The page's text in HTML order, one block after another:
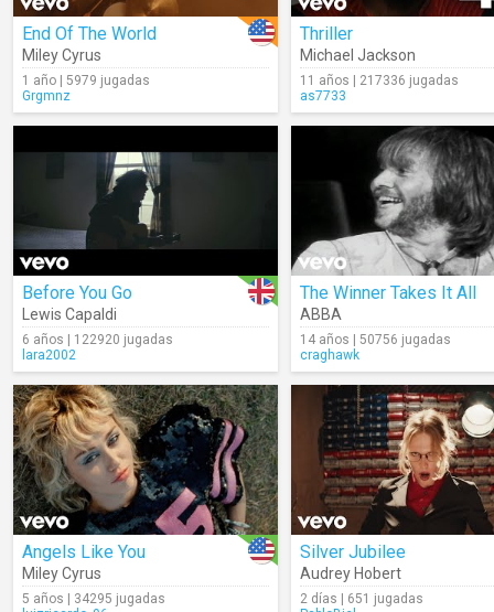
End Of The World
Miley Cyrus
1 año | 5979 jugadas
Grgmnz
Thriller
Michael Jackson
11 años | 217336 jugadas
as7733
Before You Go
Lewis Capaldi
6 años | 122920 jugadas
lara2002
The Winner Takes It All
ABBA
14 años | 50756 jugadas
craghawk
Angels Like You
Miley Cyrus
5 años | 34295 jugadas
Silver Jubilee
Audrey Hobert
2 días | 651 jugadas